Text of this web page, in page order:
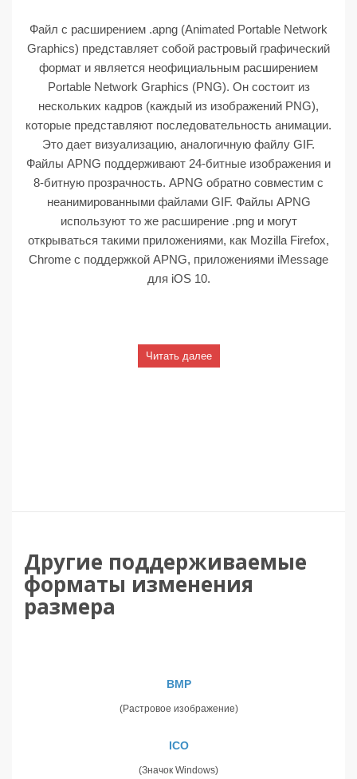
Файл с расширением .apng (Animated Portable Network
Graphics) представляет собой растровый графический
формат и является неофициальным расширением
Portable Network Graphics (PNG). Он состоит из
нескольких кадров (каждый из изображений PNG),
которые представляют последовательность анимации.
Это дает визуализацию, аналогичную файлу GIF.
Файлы APNG поддерживают 24-битные изображения и
8-битную прозрачность. APNG обратно совместим с
неанимированными файлами GIF. Файлы APNG
используют то же расширение .png и могут
открываться такими приложениями, как Mozilla Firefox,
Chrome с поддержкой APNG, приложениями iMessage
для iOS 10.
Читать далее
Другие поддерживаемые
форматы изменения
размера
BMP
(Растровое изображение)
ICO
(Значок Windows)